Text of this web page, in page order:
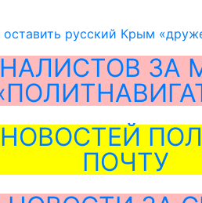
русский Крым
ЗА
ПОЧТУ